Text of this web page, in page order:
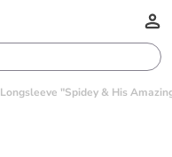
Longsleeve "Spidey & His